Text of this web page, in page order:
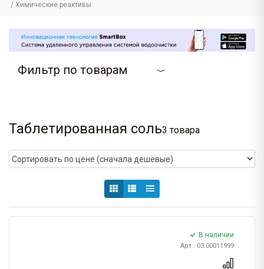
Химические реактивы
Фильтр по товарам
Таблетированная соль3 товара
В наличии
Арт.: 03.00011999